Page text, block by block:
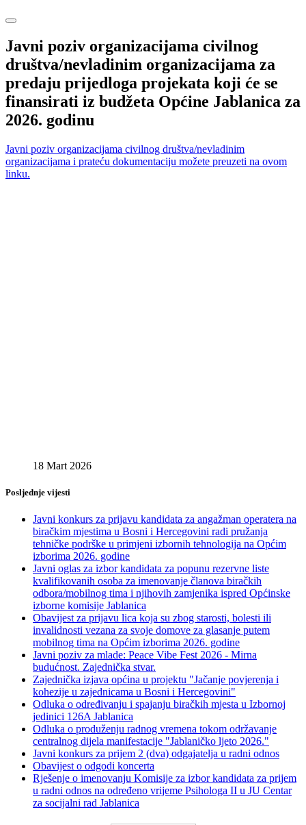
Javni poziv organizacijama civilnog
društva/nevladinim organizacijama za
predaju prijedloga projekata koji će se
finansirati iz budžeta Općine Jablanica za
2026. godinu
Javni poziv organizacijama civilnog društva/nevladinim
organizacijama i prateću dokumentaciju možete preuzeti na ovom
linku.
18 Mart 2026
Posljednje vijesti
Javni konkurs za prijavu kandidata za angažman operatera na
biračkim mjestima u Bosni i Hercegovini radi pružanja
tehničke podrške u primjeni izbornih tehnologija na Općim
izborima 2026. godine
Javni oglas za izbor kandidata za popunu rezervne liste
kvalifikovanih osoba za imenovanje članova biračkih
odbora/mobilnog tima i njihovih zamjenika ispred Općinske
izborne komisije Jablanica
Obavijest za prijavu lica koja su zbog starosti, bolesti ili
invalidnosti vezana za svoje domove za glasanje putem
mobilnog tima na Općim izborima 2026. godine
Javni poziv za mlade: Peace Vibe Fest 2026 - Mirna
budućnost. Zajednička stvar.
Zajednička izjava općina u projektu "Jačanje povjerenja i
kohezije u zajednicama u Bosni i Hercegovini"
Odluka o određivanju i spajanju biračkih mjesta u Izbornoj
jedinici 126A Jablanica
Odluka o produženju radnog vremena tokom održavanje
centralnog dijela manifestacije "Jablaničko ljeto 2026."
Javni konkurs za prijem 2 (dva) odgajatelja u radni odnos
Obavijest o odgodi koncerta
Rješenje o imenovanju Komisije za izbor kandidata za prijem
u radni odnos na određeno vrijeme Psihologa II u JU Centar
za socijalni rad Jablanica